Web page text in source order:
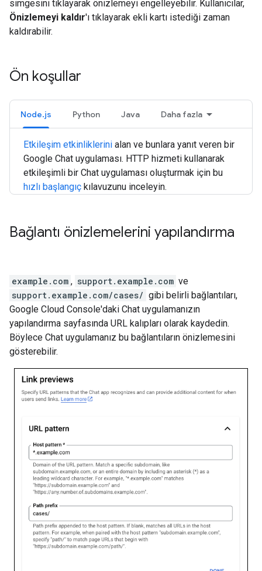
simgesini tıklayarak önizlemeyi engelleyebilir. Kullanıcılar,
Önizlemeyi kaldır'ı tıklayarak ekli kartı istediği zaman
kaldırabilir.
Ön koşullar
Node.js Python Java Daha fazla
Etkileşim etkinliklerini alan ve bunlara yanıt veren bir
Google Chat uygulaması. HTTP hizmeti kullanarak
etkileşimli bir Chat uygulaması oluşturmak için bu
hızlı başlangıç kılavuzunu inceleyin.
Bağlantı önizlemelerini yapılandırma
example.com , support.example.com ve
support.example.com/cases/ gibi belirli bağlantıları,
Google Cloud Console'daki Chat uygulamanızın
yapılandırma sayfasında URL kalıpları olarak kaydedin.
Böylece Chat uygulamanız bu bağlantıların önizlemesini
gösterebilir.